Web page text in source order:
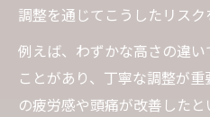
調整を通じてこうしたリスク
例えば、わずかな高さの違
ことがあり、丁寧な調整が
の疲労感や頭痛が改善したと